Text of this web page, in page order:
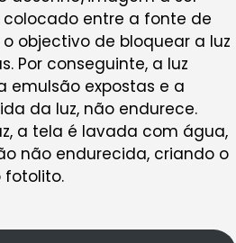
colocado entre a fonte de
objectivo de bloquear a luz
Por conseguinte, a luz
emulsão expostas e a
da luz, não endurece.
a tela é lavada com água,
não endurecida, criando o